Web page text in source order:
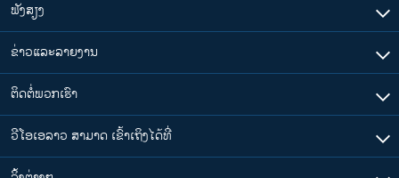
ຟັງສຽງ
ຂ່າວແລະລາຍງານ
ຕິດຕໍ່ພວກເຮົາ
ວີໂອເອລາວ ສາມາດ ເຂົ້າເຖິງໄດ້ທີ່